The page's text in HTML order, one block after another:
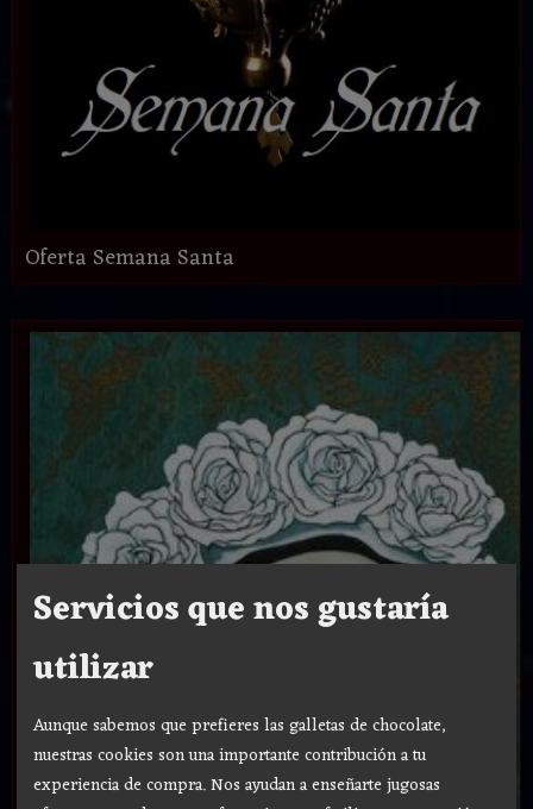
Oferta Semana Santa
Servicios que nos gustaría
utilizar
Aunque sabemos que prefieres las galletas de chocolate,
nuestras cookies son una importante contribución a tu
experiencia de compra. Nos ayudan a enseñarte jugosas